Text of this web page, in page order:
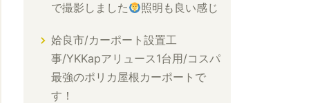
で撮影しました
照明も良い感じ
姶良市/カーポート設置工
事/YKKapアリュース1台用/コスパ
最強のポリカ屋根カーポートで
す！